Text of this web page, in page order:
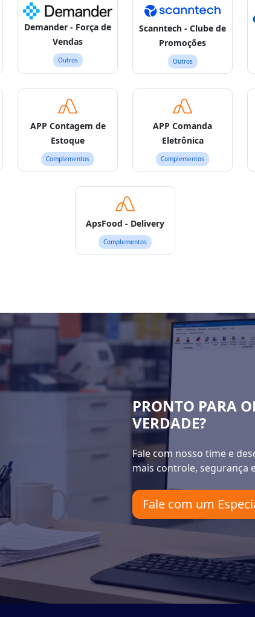
Demander - Força de
Vendas
Outros
Scanntech - Clube de
Promoções
Outros
APP Contagem de
Estoque
Complementos
APP Comanda
Eletrônica
Complementos
ApsFood - Delivery
Complementos
PRONTO PARA
VERDADE?
Fale com nosso time e
mais controle, segurança
Fale com um